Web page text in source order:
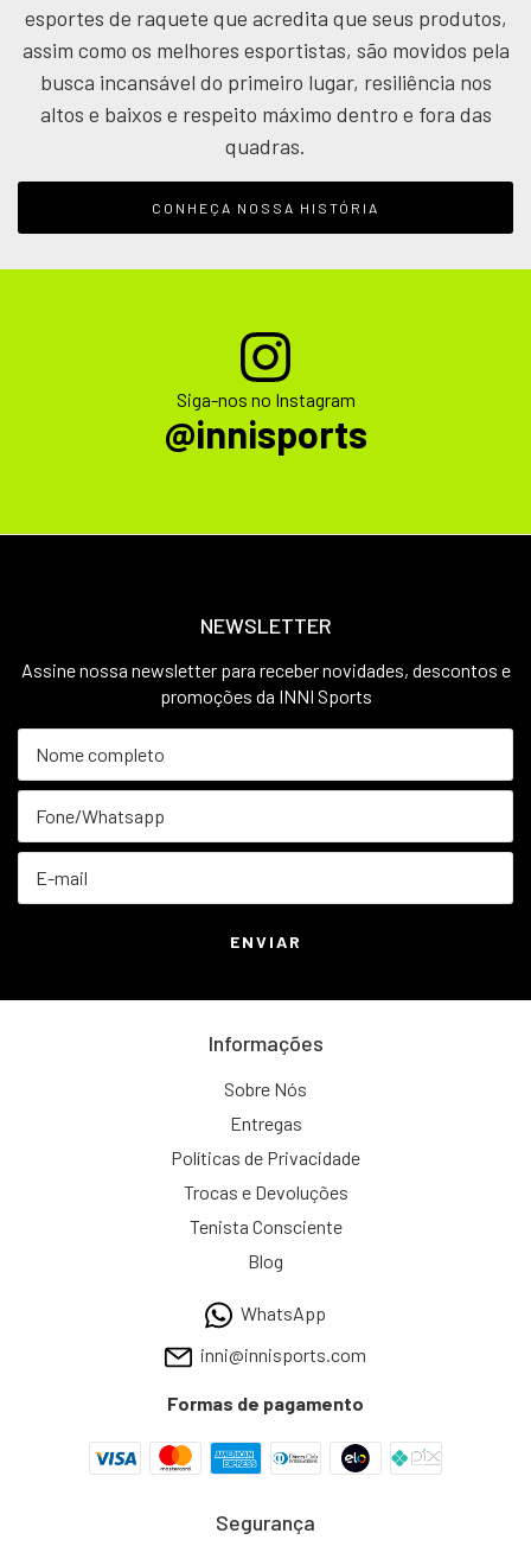
esportes de raquete que acredita que seus produtos,
assim como os melhores esportistas, são movidos pela
busca incansável do primeiro lugar, resiliência nos
altos e baixos e respeito máximo dentro e fora das
quadras.
CONHEÇA NOSSA HISTÓRIA
Siga-nos no Instagram
@innisports
NEWSLETTER
Assine nossa newsletter para receber novidades, descontos e
promoções da INNI Sports
Informações
Sobre Nós
Entregas
Políticas de Privacidade
Trocas e Devoluções
Tenista Consciente
Blog
WhatsApp
inni@innisports.com
Formas de pagamento
Segurança